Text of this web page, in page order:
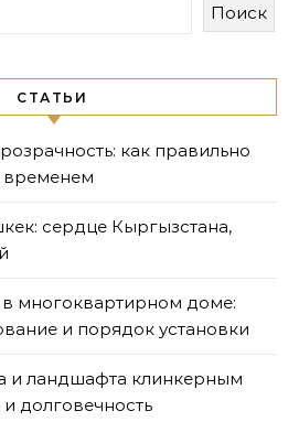
Поиск
СТАТЬИ
как правильно
временем
сердце Кыргызстана,
многоквартирном доме:
и порядок установки
и ландшафта клинкерным
долговечность